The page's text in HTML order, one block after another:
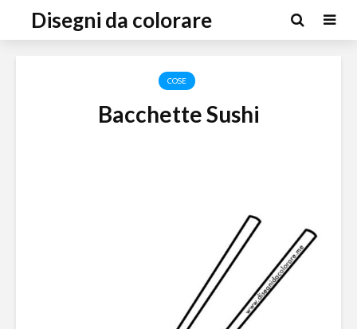
Disegni da colorare
COSE
Bacchette Sushi